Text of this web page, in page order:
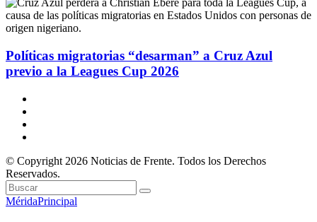
Políticas migratorias “desarman” a Cruz Azul
previo a la Leagues Cup 2026
© Copyright 2026 Noticias de Frente. Todos los Derechos
Reservados.
MéridaPrincipal